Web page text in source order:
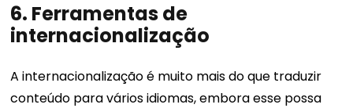
6. Ferramentas de
internacionalização
A internacionalização é muito mais do que traduzir
conteúdo para vários idiomas, embora esse possa